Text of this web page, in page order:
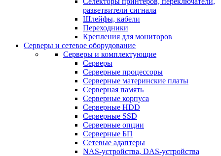
разветвители сигнала
Шлейфы, кабели
Переходники
Крепления для мониторов
Серверы и сетевое оборудование
Серверы и комплектующие
Серверы
Серверные процессоры
Серверные материнские платы
Серверная память
Серверные корпуса
Серверные HDD
Серверные SSD
Серверные опции
Серверные БП
Сетевые адаптеры
NAS-устройства, DAS-устройства